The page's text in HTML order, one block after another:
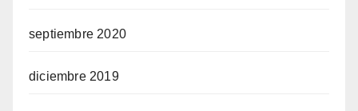
septiembre 2020
diciembre 2019